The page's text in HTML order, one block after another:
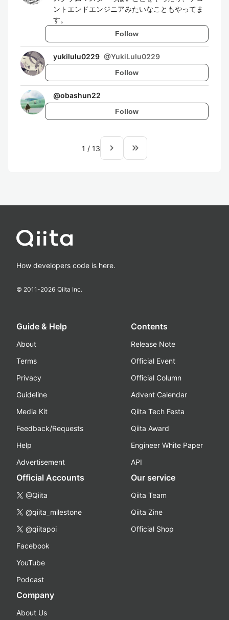
ントエンドエンジニアみたいなこともやってま
す。
Follow
yukilulu0229 @YukiLulu0229
Follow
@obashun22
Follow
1 / 13 navigate_next keyboard_double_arrow_right
How developers code is here.
© 2011-2026 Qiita Inc.
Guide & Help
About
Terms
Privacy
Guideline
Media Kit
Feedback/Requests
Help
Advertisement
Contents
Release Note
Official Event
Official Column
Advent Calendar
Qiita Tech Festa
Qiita Award
Engineer White Paper
API
Official Accounts
@Qiita
@qiita_milestone
@qiitapoi
Facebook
YouTube
Podcast
Our service
Qiita Team
Qiita Zine
Official Shop
Company
About Us